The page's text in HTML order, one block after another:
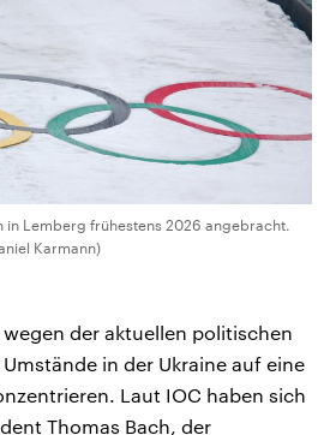
in Lemberg frühestens 2026 angebracht.
Karmann)
der aktuellen politischen
in der Ukraine auf eine
Laut IOC haben sich
Thomas Bach, der